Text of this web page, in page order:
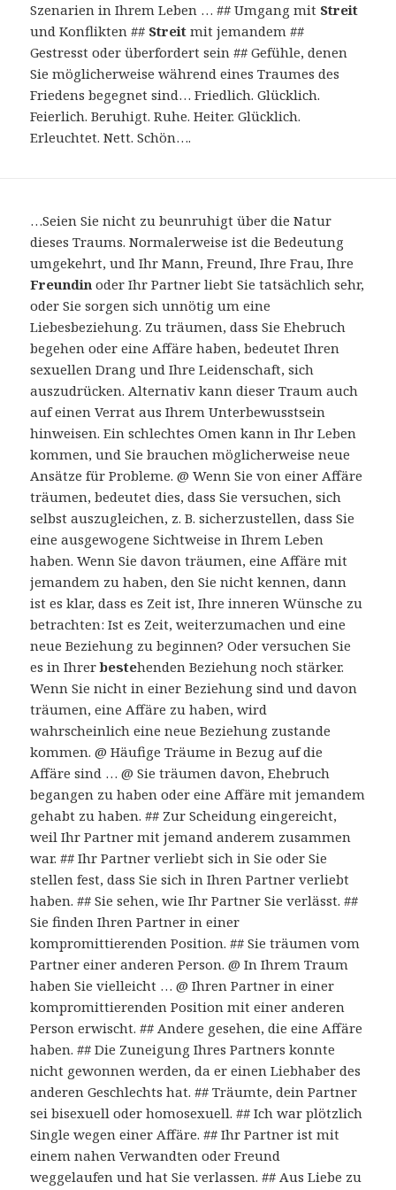
Szenarien in Ihrem Leben … ## Umgang mit Streit
und Konflikten ## Streit mit jemandem ##
Gestresst oder überfordert sein ## Gefühle, denen
Sie möglicherweise während eines Traumes des
Friedens begegnet sind… Friedlich. Glücklich.
Feierlich. Beruhigt. Ruhe. Heiter. Glücklich.
Erleuchtet. Nett. Schön….
…Seien Sie nicht zu beunruhigt über die Natur
dieses Traums. Normalerweise ist die Bedeutung
umgekehrt, und Ihr Mann, Freund, Ihre Frau, Ihre
Freundin oder Ihr Partner liebt Sie tatsächlich sehr,
oder Sie sorgen sich unnötig um eine
Liebesbeziehung. Zu träumen, dass Sie Ehebruch
begehen oder eine Affäre haben, bedeutet Ihren
sexuellen Drang und Ihre Leidenschaft, sich
auszudrücken. Alternativ kann dieser Traum auch
auf einen Verrat aus Ihrem Unterbewusstsein
hinweisen. Ein schlechtes Omen kann in Ihr Leben
kommen, und Sie brauchen möglicherweise neue
Ansätze für Probleme. @ Wenn Sie von einer Affäre
träumen, bedeutet dies, dass Sie versuchen, sich
selbst auszugleichen, z. B. sicherzustellen, dass Sie
eine ausgewogene Sichtweise in Ihrem Leben
haben. Wenn Sie davon träumen, eine Affäre mit
jemandem zu haben, den Sie nicht kennen, dann
ist es klar, dass es Zeit ist, Ihre inneren Wünsche zu
betrachten: Ist es Zeit, weiterzumachen und eine
neue Beziehung zu beginnen? Oder versuchen Sie
es in Ihrerbestehenden Beziehung noch stärker.
Wenn Sie nicht in einer Beziehung sind und davon
träumen, eine Affäre zu haben, wird
wahrscheinlich eine neue Beziehung zustande
kommen. @ Häufige Träume in Bezug auf die
Affäre sind … @ Sie träumen davon, Ehebruch
begangen zu haben oder eine Affäre mit jemandem
gehabt zu haben. ## Zur Scheidung eingereicht,
weil Ihr Partner mit jemand anderem zusammen
war. ## Ihr Partner verliebt sich in Sie oder Sie
stellen fest, dass Sie sich in Ihren Partner verliebt
haben. ## Sie sehen, wie Ihr Partner Sie verlässt. ##
Sie finden Ihren Partner in einer
kompromittierenden Position. ## Sie träumen vom
Partner einer anderen Person. @ In Ihrem Traum
haben Sie vielleicht … @ Ihren Partner in einer
kompromittierenden Position mit einer anderen
Person erwischt. ## Andere gesehen, die eine Affäre
haben. ## Die Zuneigung Ihres Partners konnte
nicht gewonnen werden, da er einen Liebhaber des
anderen Geschlechts hat. ## Träumte, dein Partner
sei bisexuell oder homosexuell. ## Ich war plötzlich
Single wegen einer Affäre. ## Ihr Partner ist mit
einem nahen Verwandten oder Freund
weggelaufen und hat Sie verlassen. ## Aus Liebe zu